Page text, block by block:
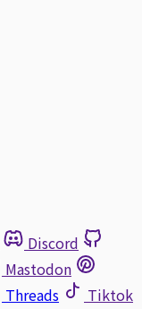
Discord
Mastodon
Threads
Tiktok